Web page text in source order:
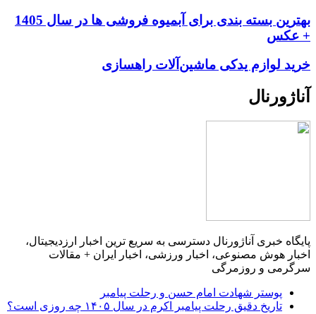
بهترین بسته بندی برای آبمیوه فروشی ها در سال 1405
+ عکس
خرید لوازم یدکی ماشین‌آلات راهسازی
آناژورنال
پایگاه خبری آناژورنال دسترسی به سریع ترین اخبار ارزدیجیتال،
اخبار هوش مصنوعی، اخبار ورزشی، اخبار ایران + مقالات
سرگرمی و روزمرگی
پوستر شهادت امام حسن و رحلت پیامبر
تاریخ دقیق رحلت پیامبر اکرم در سال ۱۴۰۵ چه روزی است؟